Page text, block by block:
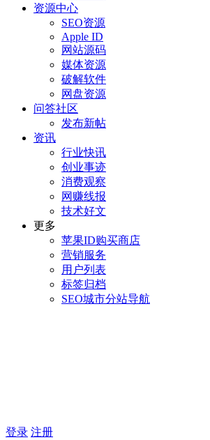
资源中心
SEO资源
Apple ID
网站源码
媒体资源
破解软件
网盘资源
问答社区
发布新帖
资讯
行业快讯
创业事迹
消费观察
网赚线报
技术好文
更多
苹果ID购买商店
营销服务
用户列表
标签归档
SEO城市分站导航
登录 注册